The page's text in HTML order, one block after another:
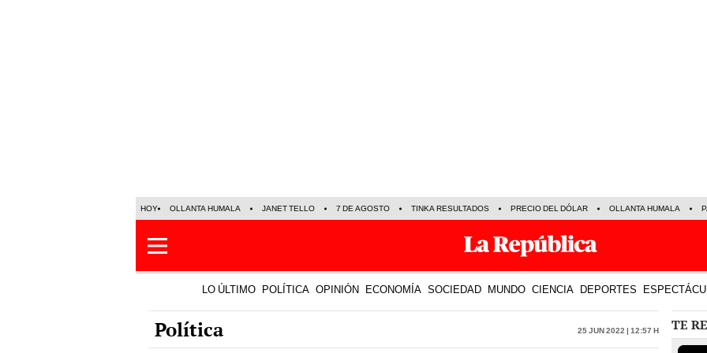
HOY OLLANTA HUMALA JANET TELLO 7 DE AGOSTO TINKA RESULTADOS PRECIO DEL DÓLAR OLLANTA HUMALA
LO ÚLTIMO POLÍTICA OPINIÓN ECONOMÍA SOCIEDAD MUNDO CIENCIA DEPORTES
Política 25 Jun 2022 | 12:57 h TE